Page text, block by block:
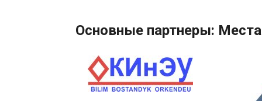
Основные партнеры: